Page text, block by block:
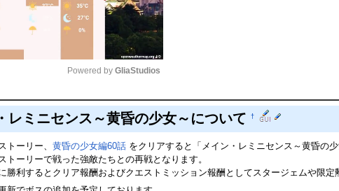
Mute
Powered by GliaStudios
レミニセンス～黄昏の少女～について †
トーリー、 黄昏の少女編60話 をクリアすると「メイン・レミニセンス～黄昏の少
トーリーで戦った強敵たちとの再戦となります。
勝利するとクリア報酬およびクエストミッション報酬としてスタージェムや限定